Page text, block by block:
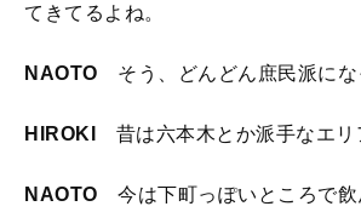
てきてるよね。
NAOTO そう、どんどん庶民派にな
HIROKI 昔は六本木とか派手なエリ
NAOTO 今は下町っぽいところで飲